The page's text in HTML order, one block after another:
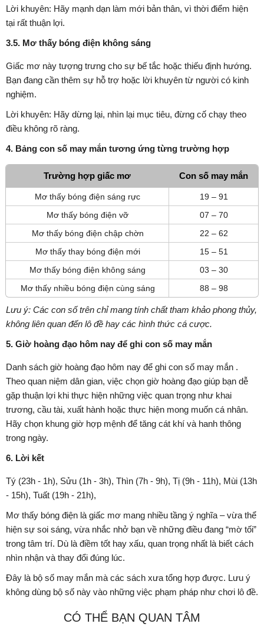
Lời khuyên: Hãy mạnh dạn làm mới bản thân, vì thời điểm hiện
tại rất thuận lợi.
3.5. Mơ thấy bóng điện không sáng
Giấc mơ này tượng trưng cho sự bế tắc hoặc thiếu định hướng.
Bạn đang cần thêm sự hỗ trợ hoặc lời khuyên từ người có kinh
nghiệm.
Lời khuyên: Hãy dừng lại, nhìn lại mục tiêu, đừng cố chạy theo
điều không rõ ràng.
4. Bảng con số may mắn tương ứng từng trường hợp
Trường hợp giấc mơ Con số may mắn
Mơ thấy bóng điện sáng rực
19 – 91
Mơ thấy bóng điện vỡ
07 – 70
Mơ thấy bóng điện chập chờn
22 – 62
Mơ thấy thay bóng điện mới
15 – 51
Mơ thấy bóng điện không sáng
03 – 30
Mơ thấy nhiều bóng điện cùng sáng
88 – 98
Lưu ý: Các con số trên chỉ mang tính chất tham khảo phong thủy,
không liên quan đến lô đề hay các hình thức cá cược.
5. Giờ hoàng đạo hôm nay để ghi con số may mắn
Danh sách giờ hoàng đạo hôm nay để ghi con số may mắn .
Theo quan niệm dân gian, việc chọn giờ hoàng đạo giúp bạn dễ
gặp thuận lợi khi thực hiện những việc quan trọng như khai
trương, cầu tài, xuất hành hoặc thực hiện mong muốn cá nhân.
Hãy chọn khung giờ hợp mệnh để tăng cát khí và hanh thông
trong ngày.
6. Lời kết
Tý (23h - 1h), Sửu (1h - 3h), Thìn (7h - 9h), Tị (9h - 11h), Mùi (13h
- 15h), Tuất (19h - 21h),
Mơ thấy bóng điện là giấc mơ mang nhiều tầng ý nghĩa – vừa thể
hiện sự soi sáng, vừa nhắc nhở bạn về những điều đang “mờ tối”
trong tâm trí. Dù là điềm tốt hay xấu, quan trọng nhất là biết cách
nhìn nhận và thay đổi đúng lúc.
Đây là bộ số may mắn mà các sách xưa tổng hợp được. Lưu ý
không dùng bộ số này vào những việc phạm pháp như chơi lô đề.
CÓ THỂ BẠN QUAN TÂM